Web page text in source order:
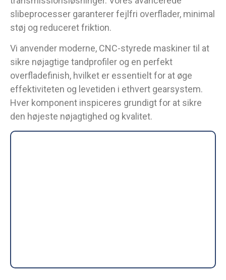
slibeprocesser garanterer fejlfri overflader, minimal
støj og reduceret friktion.
Vi anvender moderne, CNC-styrede maskiner til at
sikre nøjagtige tandprofiler og en perfekt
overfladefinish, hvilket er essentielt for at øge
effektiviteten og levetiden i ethvert gearsystem.
Hver komponent inspiceres grundigt for at sikre
den højeste nøjagtighed og kvalitet.